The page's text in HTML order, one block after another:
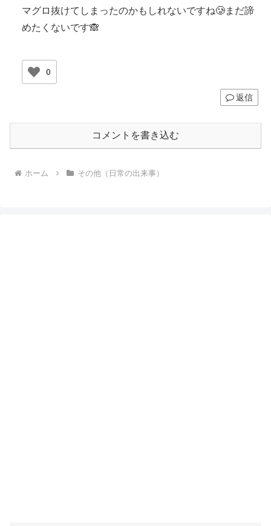
マグロ抜けてしまったのかもしれないですね🥲まだ諦
めたくないです🙈
0
返信
コメントを書き込む
ホーム その他（日常の出来事）